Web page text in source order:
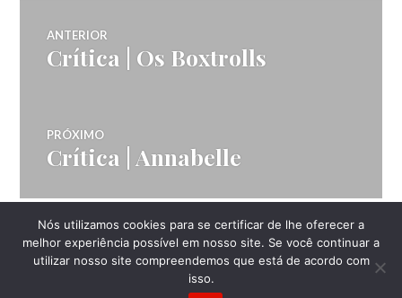
Navegação
de
Post
ANTERIOR
Post
Crítica | Os Boxtrolls
PRÓXIMO
Próximo
Crítica | Annabelle
LATERAL
Nós utilizamos cookies para se certificar de lhe oferecer a
melhor experiência possível em nosso site. Se você continuar a
utilizar nosso site compreendemos que está de acordo com
isso.